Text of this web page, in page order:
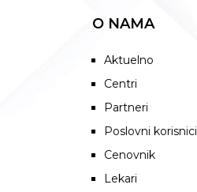
O NAMA
Aktuelno
Centri
Partneri
Poslovni korisnici
Cenovnik
Lekari